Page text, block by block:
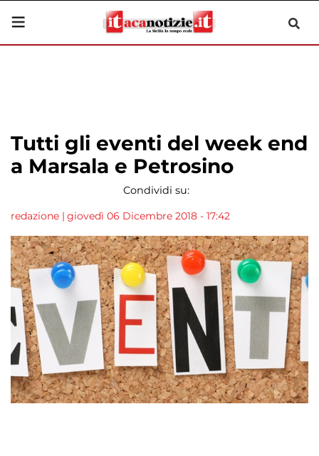
Tutti gli eventi del week end
a Marsala e Petrosino
Condividi su:
redazione | giovedì 06 Dicembre 2018 - 17:42